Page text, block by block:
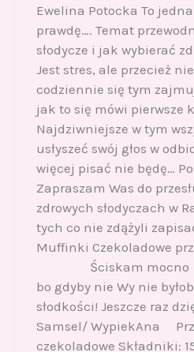
Ewelina Potocka To
prawdę…. Temat
słodycze i jak wybierać
Jest stres, ale przecież
codziennie się tym
jak to się mówi pierwsze
Najdziwniejsze w tym
usłyszeć swój głos w
więcej pisać nie będę…
Zapraszam Was do
zdrowych słodyczach w
tych co nie zdążyli
Muffinki
Ściskam mocno i
bo gdyby nie Wy nie
słodkości! Jeszcze raz
Samsel/ WypiekAna
czekoladowe Składniki: